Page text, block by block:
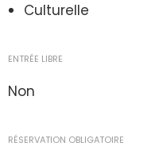
Culturelle
ENTRÉE LIBRE
Non
RÉSERVATION OBLIGATOIRE